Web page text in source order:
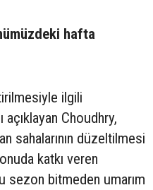
hafta
ilgili
açıklayan Choudhry,
sahalarının düzeltilmesi
katkı veren
sezon bitmeden umarım